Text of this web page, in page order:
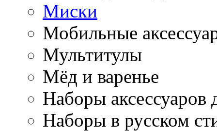
Миски
Мобильные
Мультитулы
Мёд и варенье
Наборы аксессуаров
Наборы в русском